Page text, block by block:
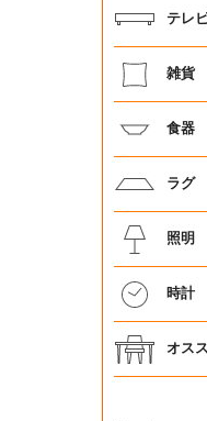
テレ
雑貨
食器
ラグ
照明
時計
オス